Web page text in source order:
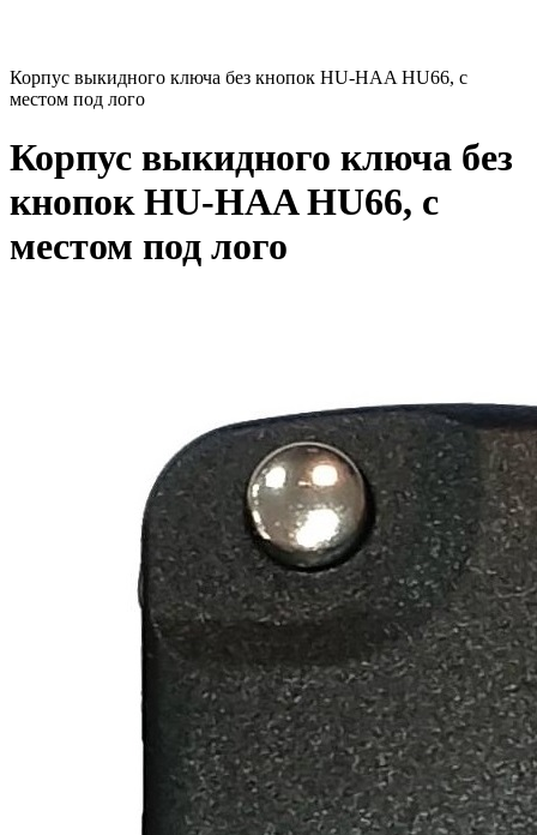
Корпус выкидного ключа без кнопок HU-HAA HU66, с
местом под лого
Корпус выкидного ключа без
кнопок HU-HAA HU66, с
местом под лого